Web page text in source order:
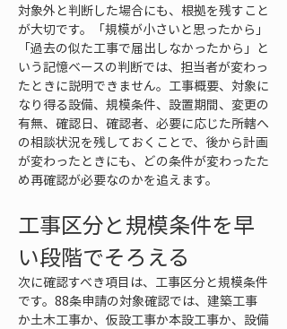
対象外と判断した場合にも、根拠を残すこと
が大切です。「規模が小さいと思ったから」
「過去の似た工事で届出しなかったから」と
いう記憶ベースの判断では、担当者が変わっ
たときに説明できません。工事概要、対象に
なり得る設備、規模条件、設置期間、変更の
有無、確認日、確認者、必要に応じた所轄へ
の相談状況を残しておくことで、後から計画
が変わったときにも、どの条件が変わったた
め再確認が必要なのかを追えます。
工事区分と規模条件を早
い段階でそろえる
次に確認すべき項目は、工事区分と規模条件
です。88条申請の対象確認では、建築工事
か土木工事か、仮設工事か本設工事か、設備